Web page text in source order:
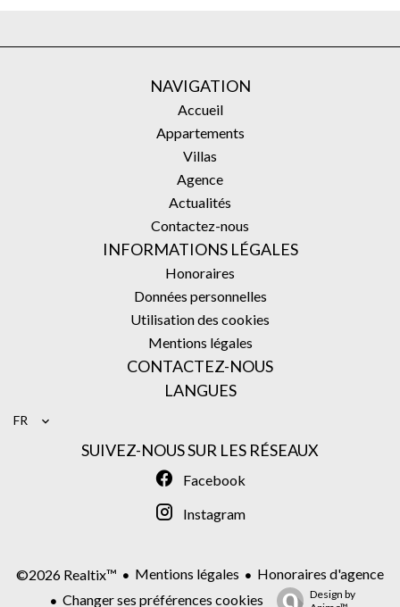
NAVIGATION
Accueil
Appartements
Villas
Agence
Actualités
Contactez-nous
INFORMATIONS LÉGALES
Honoraires
Données personnelles
Utilisation des cookies
Mentions légales
CONTACTEZ-NOUS
LANGUES
FR
SUIVEZ-NOUS SUR LES RÉSEAUX
Facebook
Instagram
©2026 Realtix™ Mentions légales
Honoraires d'agence
Changer ses préférences cookies
Design by